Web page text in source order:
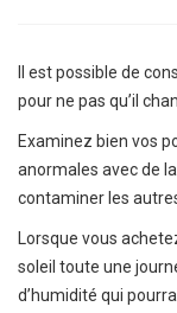
Il est possible de
pour ne pas qu’il
Examinez bien vos
anormales avec de
contaminer les
Lorsque vous
soleil toute une
d’humidité qui